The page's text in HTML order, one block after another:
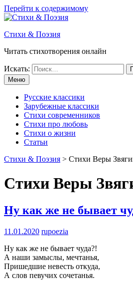
Перейти к содержимому
Стихи & Поэзия
Читать стихотворения онлайн
Искать:
Меню
Русские классики
Зарубежные классики
Стихи современников
Стихи про любовь
Стихи о жизни
Статьи
Стихи & Поэзия > Стихи Веры
Стихи Веры
Ну как же не бывает
11.01.2020 rupoezia
Ну как же не бывает чуда?!
А наши замыслы, мечтанья,
Пришедшие невесть откуда,
А слов певучих сочетанья.